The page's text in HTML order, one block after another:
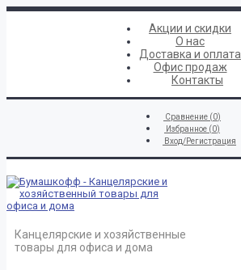
Акции и скидки
О нас
Доставка и оплата
Офис продаж
Контакты
Сравнение (0)
Избранное (0)
Вход/Регистрация
Канцелярские и хозяйственные
товары для офиса и дома